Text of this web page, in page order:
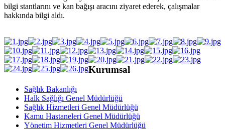
bilgi stantlarını ve kan bağışı aracını ziyaret ederek, çalışmalar
hakkında bilgi aldı.
Kurumsal
Sağlık Bakanlığı
Halk Sağlığı Genel Müdürlüğü
Sağlık Hizmetleri Genel Müdürlüğü
Kamu Hastaneleri Genel Müdürlüğü
Yönetim Hizmetleri Genel Müdürlüğü